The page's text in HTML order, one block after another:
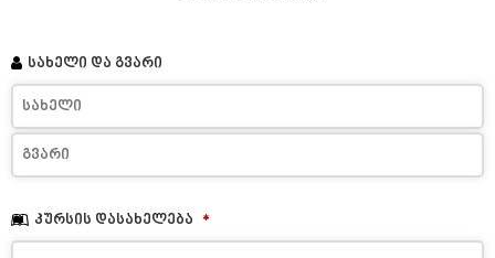
სახელი და გვარი
კურსის დასახელება *